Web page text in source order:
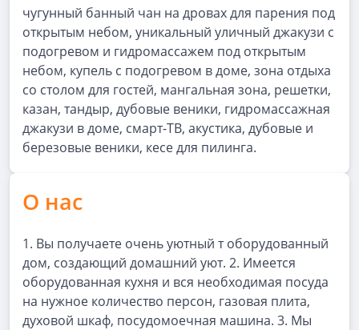
чугунный банный чан на дровах для парения под
открытым небом, уникальный уличный джакузи с
подогревом и гидромассажем под открытым
небом, купель с подогревом в доме, зона отдыха
со столом для гостей, мангальная зона, решетки,
казан, тандыр, дубовые веники, гидромассажная
джакузи в доме, смарт-ТВ, акустика, дубовые и
березовые веники, кесе для пилинга.
О нас
1. Вы получаете очень уютный т оборудованный
дом, создающий домашний уют. 2. Имеется
оборудованная кухня и вся необходимая посуда
на нужное количество персон, газовая плита,
духовой шкаф, посудомоечная машина. 3. Мы